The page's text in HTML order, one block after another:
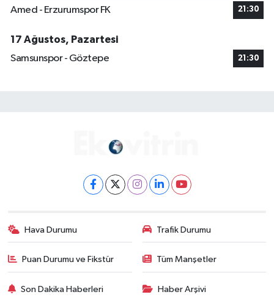
Amed - Erzurumspor FK 21:30
17 Ağustos, Pazartesi
Samsunspor - Göztepe
21:30
Hava Durumu Trafik Durumu
Puan Durumu ve Fikstür Tüm Manşetler
Son Dakika Haberleri Haber Arşivi